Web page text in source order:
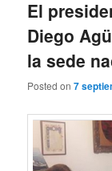
El
Diego
la sede
Posted on7